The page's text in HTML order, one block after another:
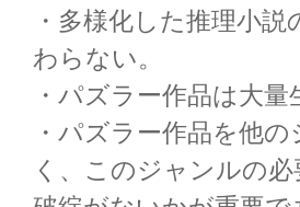
・多様化した推理小
わらない。
・パズラー作品は大
・パズラー作品を他
く、このジャンルの